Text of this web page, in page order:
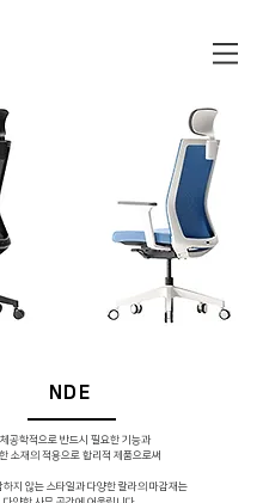
NDE
공학적으로 반드시 필요한 기능과
소재의 적용으로 합리적 제품으로써
하지 않는 스타일과 다양한 칼라의 마감재는